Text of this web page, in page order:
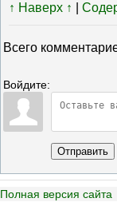
↑ Наверх ↑
Всего
Войдите:
Отправить
Полная версия сайта